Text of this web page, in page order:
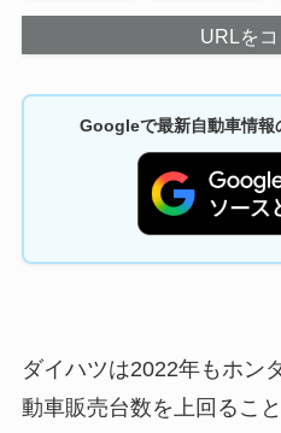
URLを
Googleで最新自動車情報
ダイハツは2022年もホン
動車販売台数を上回るこ